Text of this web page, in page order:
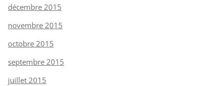
décembre 2015
novembre 2015
octobre 2015
septembre 2015
juillet 2015